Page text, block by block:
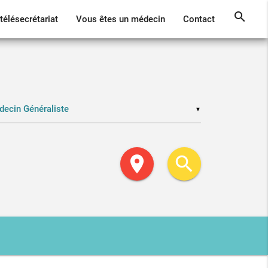
Vous êtes un médecin Contact search
▼
location_on search